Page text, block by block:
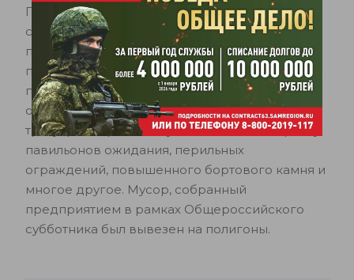
Помимо субботника, в рамках летнего
содержания предприятие выполняло работы
по мойке тротуаров, технической плитки,
посадочных площадок, павильонов ожидания,
прилотковой части, перильных и барьерных
ограждений. Механизированно подметали
тротуары и прилотковую часть. Вели покраску
павильонов ожидания, перильных
ограждений, повышенного бортового камня и
многое другое. Мусор, собранный
предприятием в рамках Общероссийского
субботника был вывезен на полигоны.